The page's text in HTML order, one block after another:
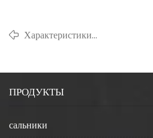
Характеристики
ПРОДУКТЫ
сальники